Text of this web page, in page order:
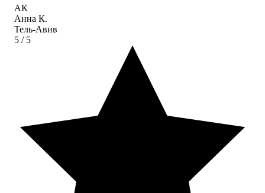
АК
Анна К.
Тель-Авив
5 / 5